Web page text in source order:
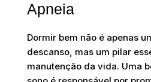
Apneia
Dormir bem não é apenas
descanso, mas um pilar
manutenção da vida. Uma